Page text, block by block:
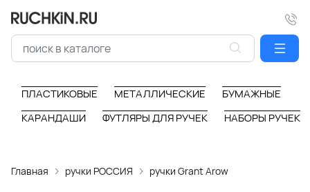
ПЛАСТИКОВЫЕ МЕТАЛЛИЧЕСКИЕ
БУМАЖНЫЕ
КАРАНДАШИ
ФУТЛЯРЫ ДЛЯ РУЧЕК НАБОРЫ РУЧЕК
Главная ручки РОССИЯ ручки Grant Arow